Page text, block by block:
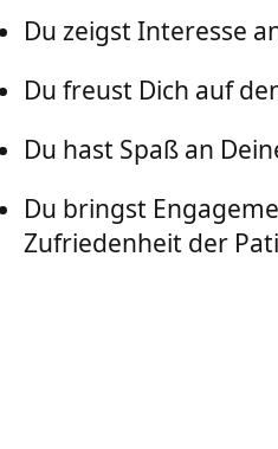
Du zeigst Interesse
Du freust Dich auf
Du hast Spaß an
Du bringst
Zufriedenheit der